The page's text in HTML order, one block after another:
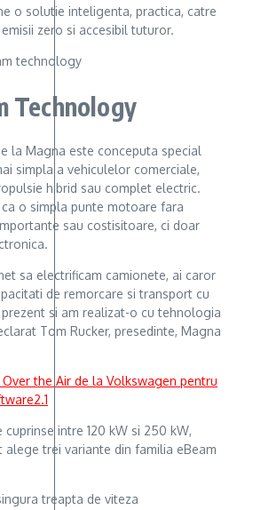
o solutie inteligenta, practica, catre
zero si accesibil tuturor.
Technology
la Magna este conceputa special
simpla a vehiculelor comerciale,
hibrid sau complet electric.
o simpla punte motoare fara
sau costisitoare, ci doar
sa electrificam camionete, ai caror
de remorcare si transport cu
si am realizat-o cu tehnologia
Tom Rucker, presedinte, Magna
Over the Air de la Volkswagen pentru
intre 120 kW si 250 kW,
trei variante din familia eBeam
treapta de viteza